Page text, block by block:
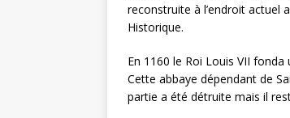
reconstruite à l’endroit actuel
Historique.
En 1160 le Roi Louis VII
Cette abbaye dépendant de
partie a été détruite mais il